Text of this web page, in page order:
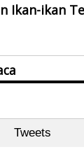
Ikan-ikan
Tweets